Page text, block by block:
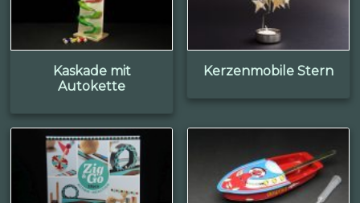
Kaskade mit
Autokette
Kerzenmobile Stern